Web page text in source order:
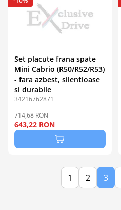
Set placute frana spate
Mini Cabrio (R50/R52/R53)
- fara azbest, silentioase
si durabile
34216762871
714,68 RON
643,22 RON
1 2 3